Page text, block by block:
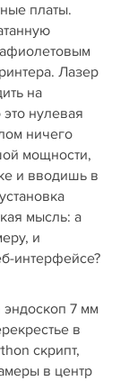
платы.
Лазер
на
нулевая
ничего
мощности,
и вводишь в
мысль: а
и
интерфейсе?
7 мм
в
скрипт,
в центр